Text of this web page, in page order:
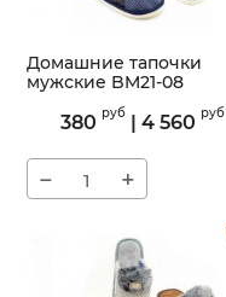
Домашние тапочки
мужские BM21-08
BM21-08
380 руб| 4 560 руб
− +